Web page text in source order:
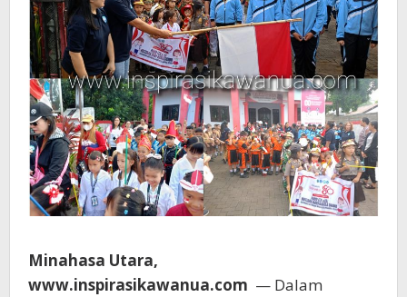
Minahasa Utara,
www.inspirasikawanua.com — Dalam